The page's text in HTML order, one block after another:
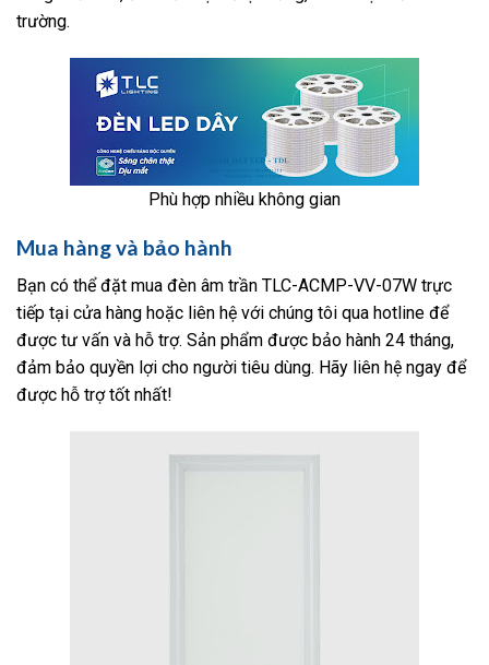
trường.
Phù hợp nhiều không gian
Mua hàng và bảo hành
Bạn có thể đặt mua đèn âm trần TLC-ACMP-VV-07W trực
tiếp tại cửa hàng hoặc liên hệ với chúng tôi qua hotline để
được tư vấn và hỗ trợ. Sản phẩm được bảo hành 24 tháng,
đảm bảo quyền lợi cho người tiêu dùng. Hãy liên hệ ngay để
được hỗ trợ tốt nhất!